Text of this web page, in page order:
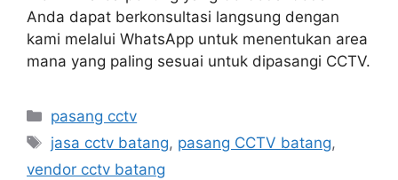
Anda dapat berkonsultasi langsung dengan
kami melalui WhatsApp untuk menentukan area
mana yang paling sesuai untuk dipasangi CCTV.
Categories
pasang cctv
Tags
jasa cctv batang, pasang CCTV batang,
vendor cctv batang